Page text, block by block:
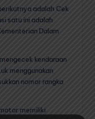
adalah Cek
satu ini adalah
Dalam
kendaraan
menggunakan
nomor rangka
memiliki